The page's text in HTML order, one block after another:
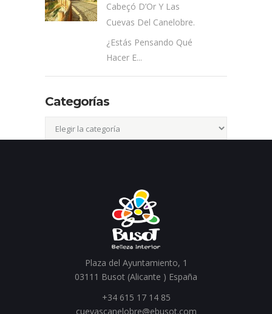
Cabeçó D’Or Y Las
Cuevas Del Canelobre.
¿Estás Pensando Qué
Hacer E...
Categorías
Categorías
Plaza del Ayuntamiento, 1
03111 Busot (Alicante ) España
+34 615 17 14 85
cuevascanelobre@ebusot.com